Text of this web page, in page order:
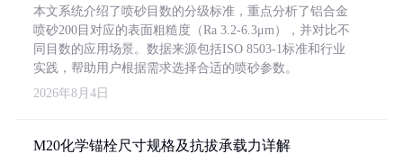
本文系统介绍了喷砂目数的分级标准，重点分析了铝合金
喷砂200目对应的表面粗糙度（Ra 3.2-6.3μm），并对比不
同目数的应用场景。数据来源包括ISO 8503-1标准和行业
实践，帮助用户根据需求选择合适的喷砂参数。
2026年8月4日
M20化学锚栓尺寸规格及抗拔承载力详解